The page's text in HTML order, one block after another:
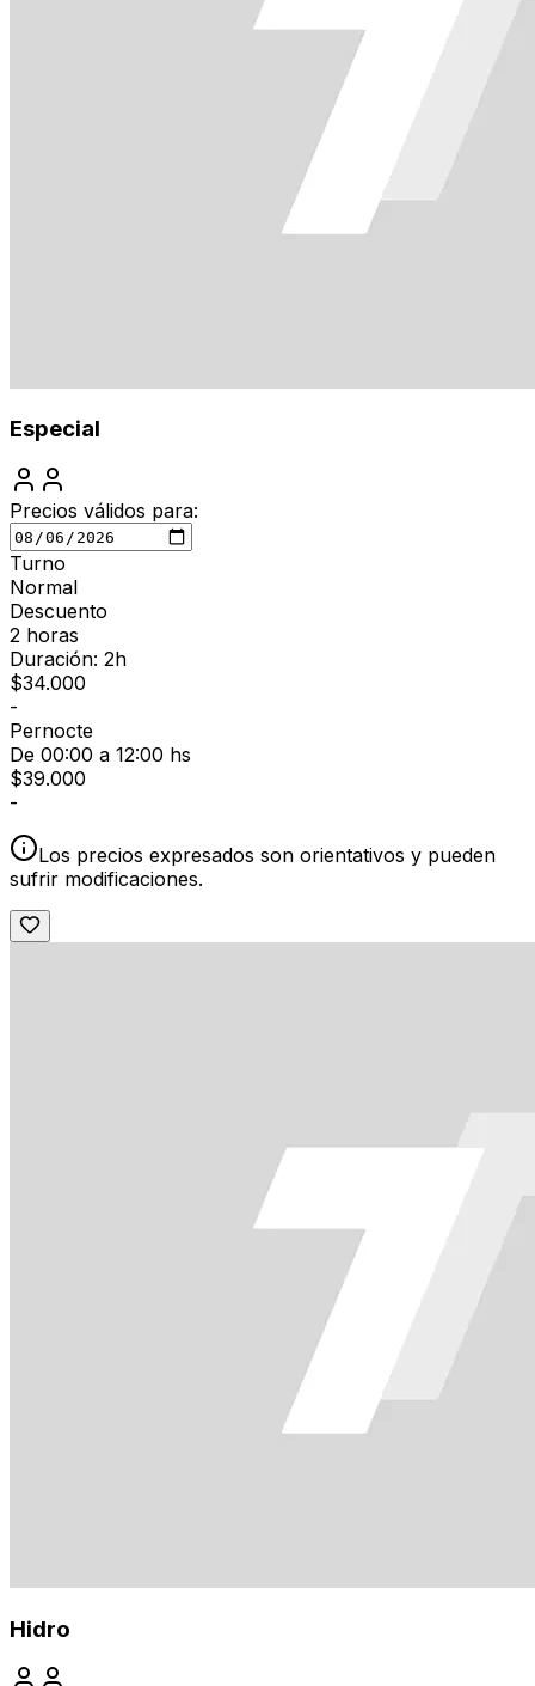
Especial
Precios válidos para:
Turno
Normal
Descuento
2 horas
Duración: 2h
$34.000
-
Pernocte
De 00:00 a 12:00 hs
$39.000
-
Los precios expresados son orientativos y pueden
sufrir modificaciones.
Hidro